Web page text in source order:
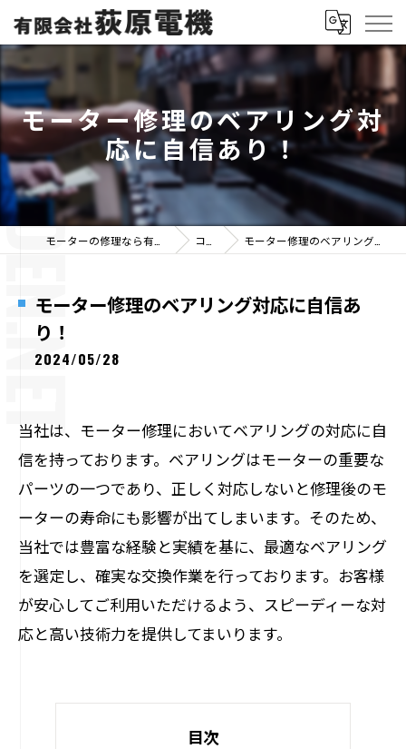
モーター修理のベアリング対
応に自信あり！
コラム モーター修理のベアリング対応に自信あり！
モーター修理のベアリング対応に自信あ
り！
2024/05/28
当社は、モーター修理においてベアリングの対応に自
信を持っております。ベアリングはモーターの重要な
パーツの一つであり、正しく対応しないと修理後のモ
ーターの寿命にも影響が出てしまいます。そのため、
当社では豊富な経験と実績を基に、最適なベアリング
を選定し、確実な交換作業を行っております。お客様
が安心してご利用いただけるよう、スピーディーな対
応と高い技術力を提供してまいります。
目次